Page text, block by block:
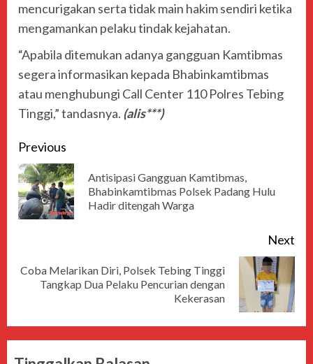
mencurigakan serta tidak main hakim sendiri ketika
mengamankan pelaku tindak kejahatan.
“Apabila ditemukan adanya gangguan Kamtibmas
segera informasikan kepada Bhabinkamtibmas
atau menghubungi Call Center 110 Polres Tebing
Tinggi,” tandasnya. (alis***)
Previous
Antisipasi Gangguan Kamtibmas,
Bhabinkamtibmas Polsek Padang Hulu
Hadir ditengah Warga
Next
Coba Melarikan Diri, Polsek Tebing Tinggi
Tangkap Dua Pelaku Pencurian dengan
Kekerasan